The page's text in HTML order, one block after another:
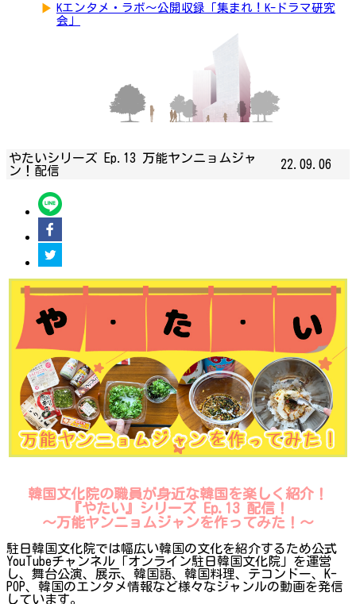
▶ Kエンタメ・ラボ～公開収録「集まれ！K-ドラマ研究
会」
やたいシリーズ Ep.13 万能ヤンニョムジャ
ン！配信
22.09.06
韓国文化院の職員が身近な韓国を楽しく紹介！
『やたい』シリーズ Ep.13 配信！
～万能ヤンニョムジャンを作ってみた！ 〜
駐日韓国文化院では幅広い韓国の文化を紹介するため公式
YouTubeチャンネル「オンライン駐日韓国文化院」を運営
し、舞台公演、展示、韓国語、韓国料理、テコンドー、K-
POP、韓国のエンタメ情報など様々なジャンルの動画を発信
しています。